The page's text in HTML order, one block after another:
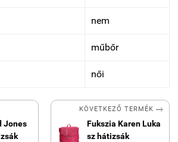
nem
műbőr
női
Jones
KÖVETKEZŐ TERMÉK 
Fukszia Karen Luka
sz hátizsák